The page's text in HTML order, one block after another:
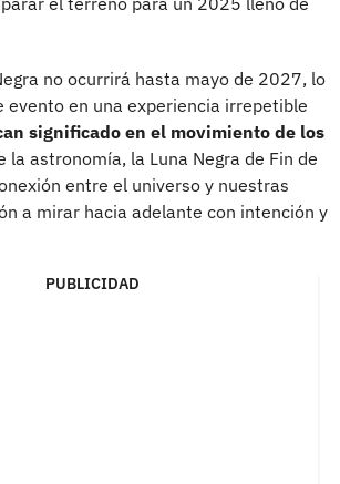
no ocurrirá hasta mayo de 2027, lo
evento en una experiencia irrepetible
significado en el movimiento de los
la astronomía, la Luna Negra de Fin de
entre el universo y nuestras
a mirar hacia adelante con intención y
PUBLICIDAD